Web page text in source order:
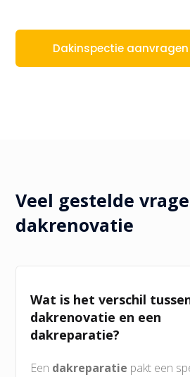
Dakinspectie aanvragen
Veel gestelde
dakrenovatie
Wat is het verschil
dakrenovatie en een
dakreparatie?
Een dakreparatie pakt een